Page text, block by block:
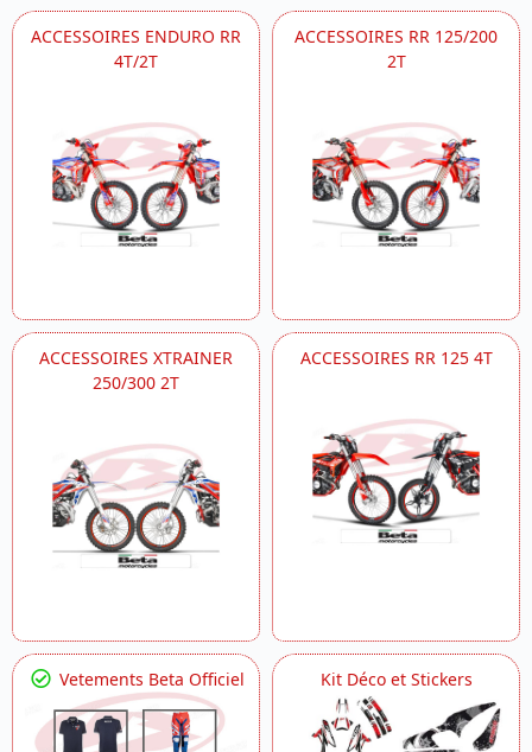
ACCESSOIRES ENDURO RR
4T/2T
ACCESSOIRES RR 125/200
2T
ACCESSOIRES XTRAINER
250/300 2T
ACCESSOIRES RR 125 4T
Vetements Beta Officiel Kit Déco et Stickers